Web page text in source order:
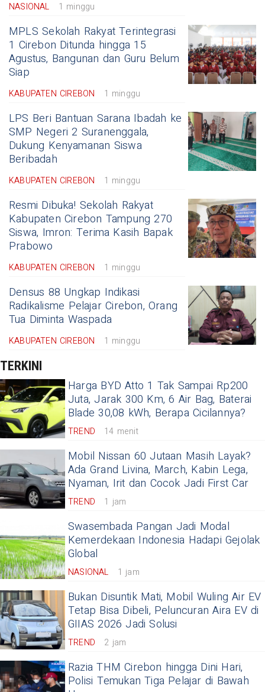
NASIONAL 1 minggu
MPLS Sekolah Rakyat Terintegrasi
1 Cirebon Ditunda hingga 15
Agustus, Bangunan dan Guru Belum
Siap
KABUPATEN CIREBON 1 minggu
LPS Beri Bantuan Sarana Ibadah ke
SMP Negeri 2 Suranenggala,
Dukung Kenyamanan Siswa
Beribadah
KABUPATEN CIREBON 1 minggu
Resmi Dibuka! Sekolah Rakyat
Kabupaten Cirebon Tampung 270
Siswa, Imron: Terima Kasih Bapak
Prabowo
KABUPATEN CIREBON 1 minggu
Densus 88 Ungkap Indikasi
Radikalisme Pelajar Cirebon, Orang
Tua Diminta Waspada
KABUPATEN CIREBON 1 minggu
TERKINI
Harga BYD Atto 1 Tak Sampai Rp200
Juta, Jarak 300 Km, 6 Air Bag, Baterai
Blade 30,08 kWh, Berapa Cicilannya?
TREND 14 menit
Mobil Nissan 60 Jutaan Masih Layak?
Ada Grand Livina, March, Kabin Lega,
Nyaman, Irit dan Cocok Jadi First Car
TREND 1 jam
Swasembada Pangan Jadi Modal
Kemerdekaan Indonesia Hadapi Gejolak
Global
NASIONAL 1 jam
Bukan Disuntik Mati, Mobil Wuling Air EV
Tetap Bisa Dibeli, Peluncuran Aira EV di
GIIAS 2026 Jadi Solusi
TREND 2 jam
Razia THM Cirebon hingga Dini Hari,
Polisi Temukan Tiga Pelajar di Bawah